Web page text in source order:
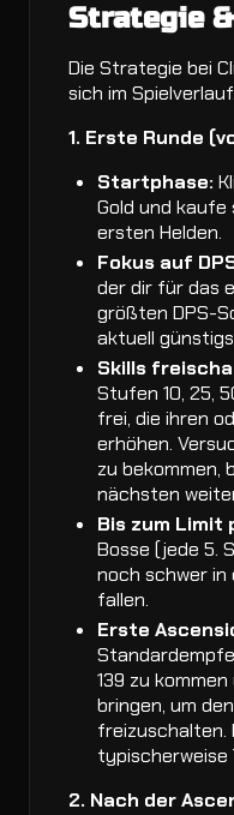
Strategie
Die Strategie bei
sich im Spielverlauf.
1. Erste Runde
Startphase:
Gold und kaufe
ersten Helden.
Fokus auf
der dir für das
größten DPS-
aktuell
Skills
Stufen 10, 25,
frei, die ihren
erhöhen.
zu bekommen,
nächsten
Bis zum Limit
Bosse (jede 5.
noch schwer
fallen.
Erste
139 zu
bringen, um
freizuschalten.
typischerweise
2. Nach der